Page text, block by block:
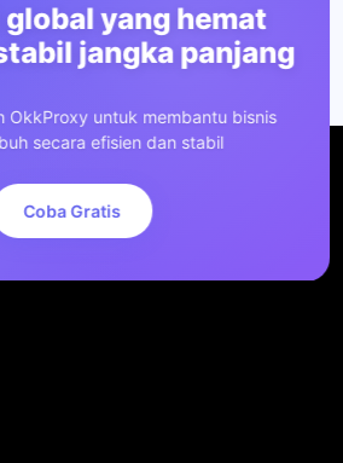
global yang hemat
jangka panjang
OkkProxy untuk membantu bisnis
secara efisien dan stabil
Coba Gratis